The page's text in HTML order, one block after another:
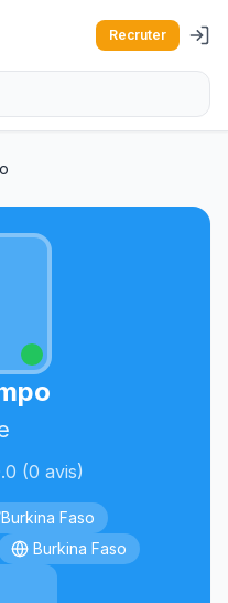
Recruter
(0 avis)
Faso
Burkina Faso